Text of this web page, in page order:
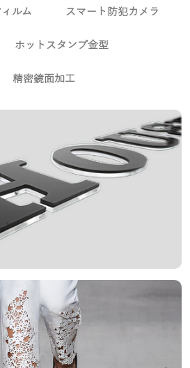
ルム スマート防犯カメラ
ホットスタンプ金型
精密鏡面加工